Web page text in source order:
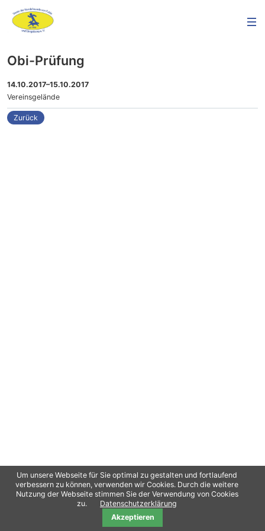
Um unsere Webseite für Sie optimal zu gestalten und fortlaufend
verbessern zu können, verwenden wir Cookies. Durch die weitere
Nutzung der Webseite stimmen Sie der Verwendung von Cookies
zu.
Datenschutzerklärung
Akzeptieren
Obi-Prüfung
14.10.2017–15.10.2017
Vereinsgelände
Zurück
Datenschutz Copyright 2021oliPro/ Contao Theme vonErdmann & Freunde